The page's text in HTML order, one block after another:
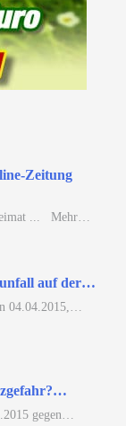
Zeitung
... Mehr…
auf der…
04.04.2015,…
gegen…